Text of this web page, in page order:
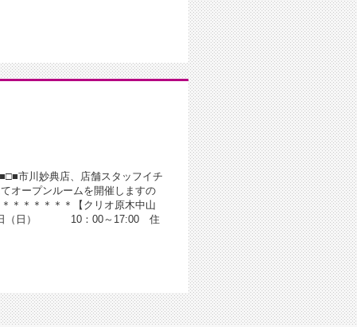
市川妙典店、店舗スタッフイチ
オープンルームを開催しますの
＊＊＊＊＊＊【クリオ原木中山
10日（日） 10：00～17:00 住